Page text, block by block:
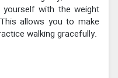
with the weight
allows you to make
walking gracefully.